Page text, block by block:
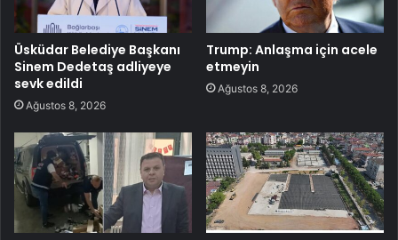
Üsküdar Belediye Başkanı
Sinem Dedetaş adliyeye
sevk edildi
Ağustos 8, 2026
Trump: Anlaşma için acele
etmeyin
Ağustos 8, 2026